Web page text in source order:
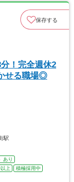
保存する
！完全週休2
せる職場◎
駅
あり
上
積極採用中